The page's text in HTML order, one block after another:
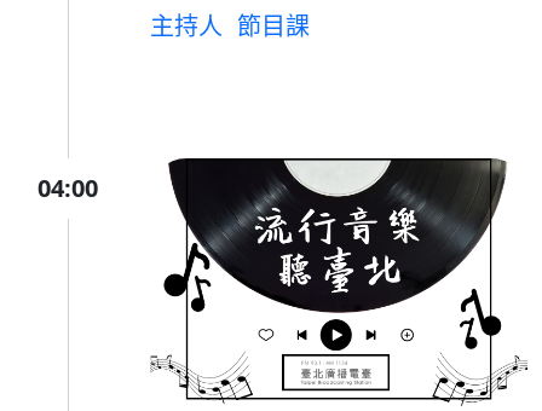
主持人 節目課
04:00